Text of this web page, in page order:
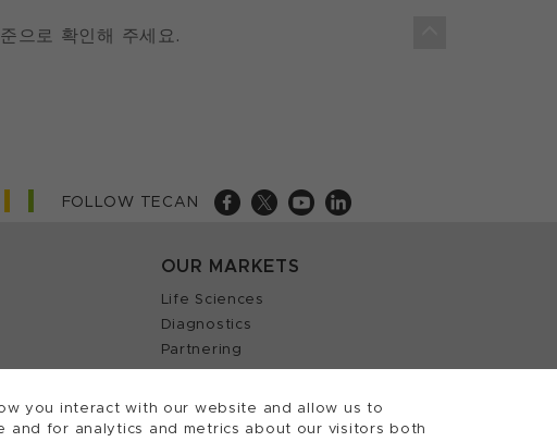
you interact with our website and allow us to
for analytics and metrics about our visitors both
으로 확인해 주세요.
FOLLOW TECAN
OUR MARKETS
Life Sciences
Diagnostics
Partnering